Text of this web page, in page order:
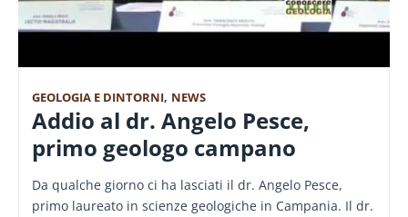
GEOLOGIA E DINTORNI, NEWS
Addio al dr. Angelo Pesce,
primo geologo campano
Da qualche giorno ci ha lasciati il dr. Angelo Pesce,
primo laureato in scienze geologiche in Campania. Il dr.